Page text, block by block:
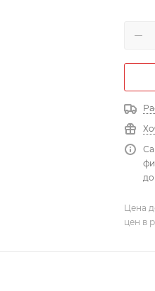
Цена
цен в